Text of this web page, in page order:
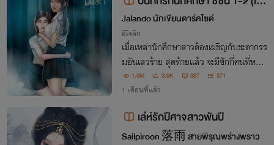
ร์ชั่น 70 เปอร์เซ็นต์)
Jalando นักเขียนดาร์คไซด์
อีโรติก
เมื่อเหล่านักศึกษาสาวต้องเผชิญกับชะตากรร
มอันเลวร้าย สุดท้ายแล้ว จะมีซักกี่คนที่หลุด
พ้นจากเงื้อมมือมาร
1.6M 3.9K 387 371
1 เดือนที่แล้ว
เล่ห์รักปีศาจสาวพันปี
Saiipiroon 落雨 สายพิรุณพร่างพราว